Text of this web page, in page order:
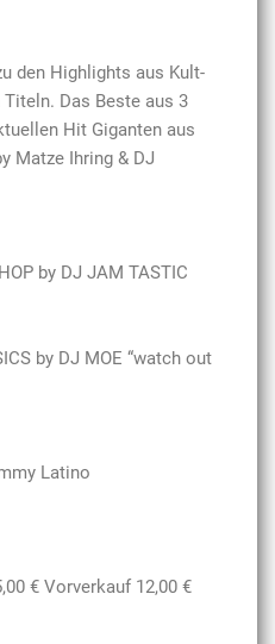
den Highlights aus Kult-
Das Beste aus 3
Hit Giganten aus
Matze Ihring & DJ
by DJ JAM TASTIC
by DJ MOE “watch out
Latino
€ Vorverkauf 12,00 €